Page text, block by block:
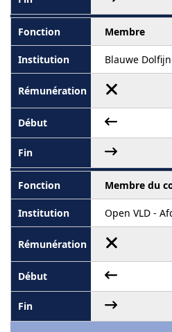
Membre
Blauwe
Membre du
Open VLD -